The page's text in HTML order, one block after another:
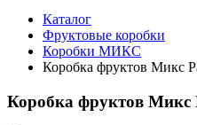
Каталог
Фруктовые коробки
Коробки МИКС
Коробка фруктов Микс
Коробка фруктов Микс